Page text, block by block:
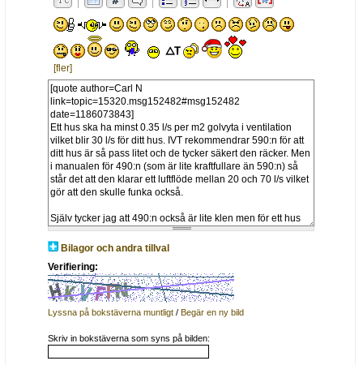
[fler]
Bilagor och andra tillval
Verifiering:
Lyssna på bokstäverna muntligt /Begär en ny bild
Skriv in bokstäverna som syns på bilden: